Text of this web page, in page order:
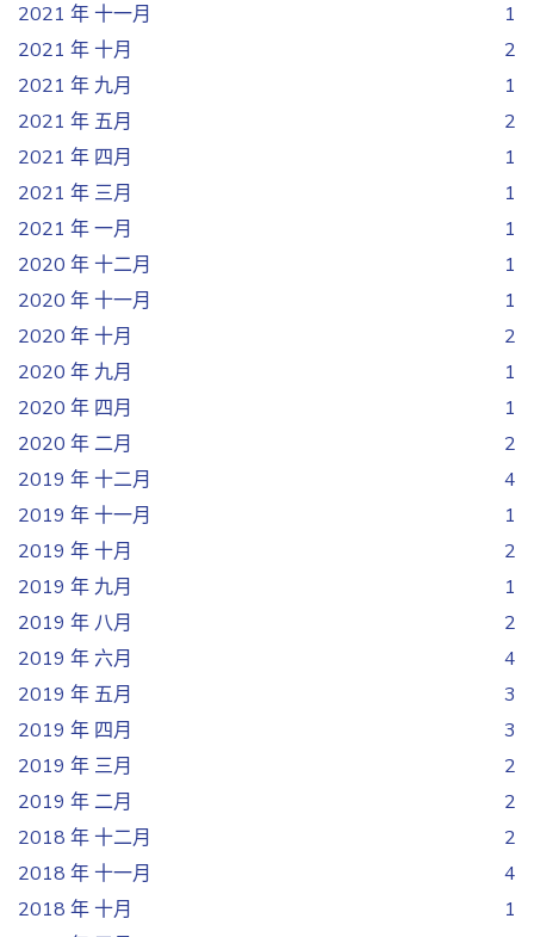
2021 年 十一月
1
2021 年 十月
2
2021 年 九月
1
2021 年 五月
2
2021 年 四月
1
2021 年 三月
1
2021 年 一月
1
2020 年 十二月
1
2020 年 十一月
1
2020 年 十月
2
2020 年 九月
1
2020 年 四月
1
2020 年 二月
2
2019 年 十二月
4
2019 年 十一月
1
2019 年 十月
2
2019 年 九月
1
2019 年 八月
2
2019 年 六月
4
2019 年 五月
3
2019 年 四月
3
2019 年 三月
2
2019 年 二月
2
2018 年 十二月
2
2018 年 十一月
4
2018 年 十月
1